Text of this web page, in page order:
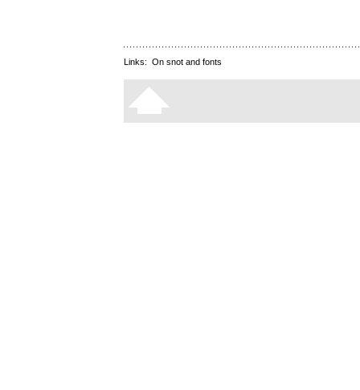
Links: On snot and fonts